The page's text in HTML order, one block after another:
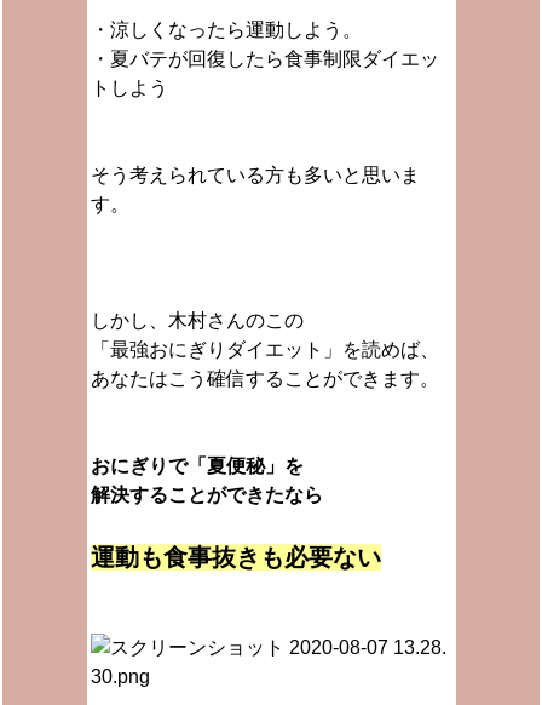
・涼しくなったら運動しよう。
・夏バテが回復したら食事制限ダイエッ
トしよう
そう考えられている方も多いと思いま
す。
しかし、木村さんのこの
「最強おにぎりダイエット」を読めば、
あなたはこう確信することができます。
おにぎりで「夏便秘」を
解決することができたなら
運動も食事抜きも必要ない